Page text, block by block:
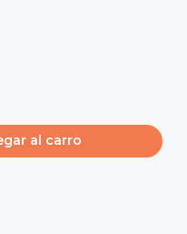
al carro